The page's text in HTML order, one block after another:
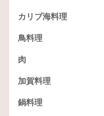
カリブ海料理
鳥料理
肉
加賀料理
鍋料理